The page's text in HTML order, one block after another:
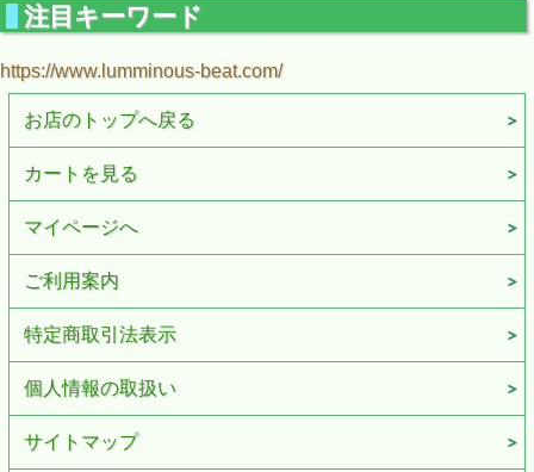
注目キーワード
https://www.lumminous-beat.com/
お店のトップへ戻る
カートを見る
マイページへ
ご利用案内
特定商取引法表示
個人情報の取扱い
サイトマップ